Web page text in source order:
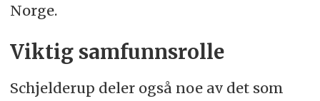
Norge.
Viktig samfunnsrolle
Schjelderup deler også noe av det som